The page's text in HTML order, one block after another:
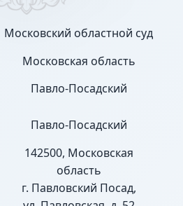
Московский областной суд
Московская область
Павло-Посадский
Павло-Посадский
142500, Московская
область
г. Павловский Посад,